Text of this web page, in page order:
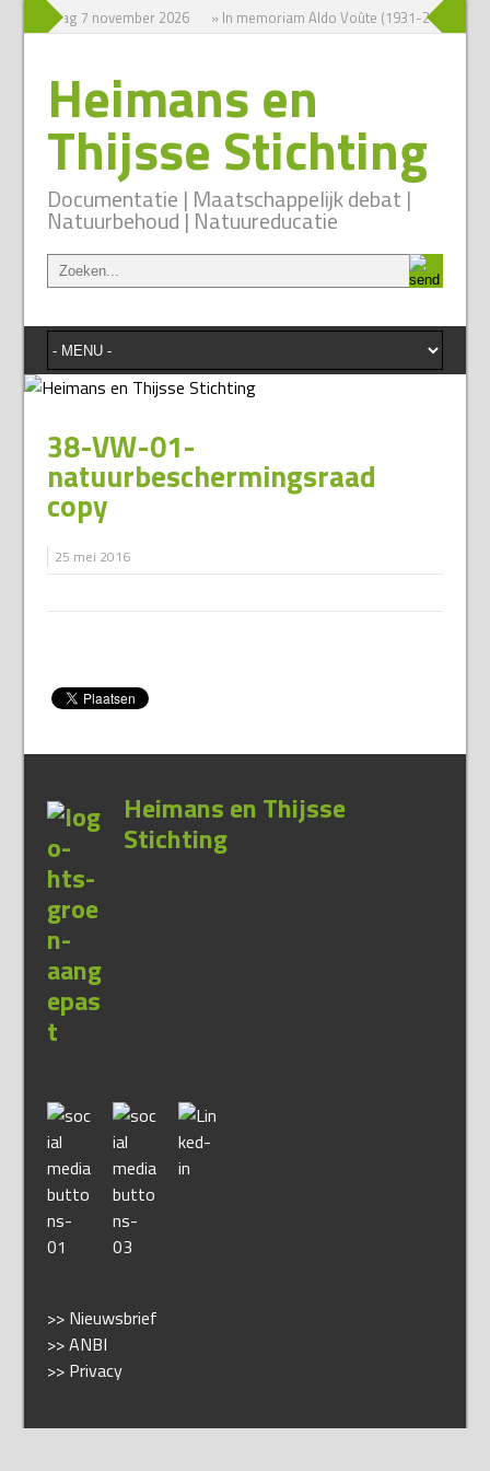
zaterdag 7 november 2026 » In memoriam Aldo Voûte (1931-2026)
Heimans en
Thijsse Stichting
Documentatie | Maatschappelijk debat |
Natuurbehoud | Natuureducatie
38-VW-01-
natuurbeschermingsraad
copy
25 mei 2016
Heimans en Thijsse
Stichting
>> Nieuwsbrief
>> ANBI
>> Privacy